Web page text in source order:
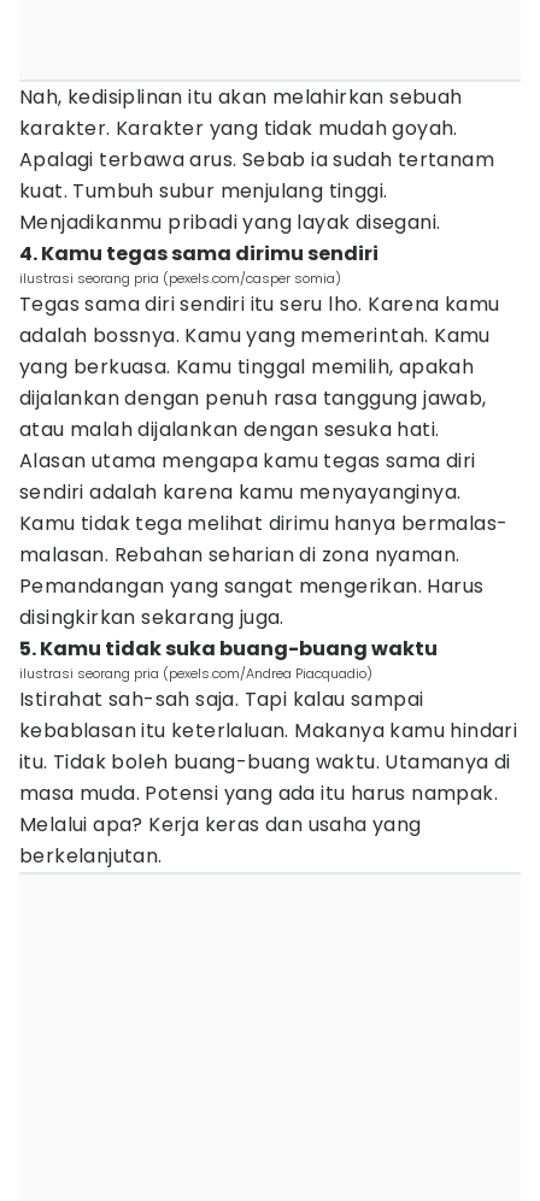
Nah, kedisiplinan itu akan melahirkan sebuah
karakter. Karakter yang tidak mudah goyah.
Apalagi terbawa arus. Sebab ia sudah tertanam
kuat. Tumbuh subur menjulang tinggi.
Menjadikanmu pribadi yang layak disegani.
4. Kamu tegas sama dirimu sendiri
ilustrasi seorang pria (pexels.com/casper somia)
Tegas sama diri sendiri itu seru lho. Karena kamu
adalah bossnya. Kamu yang memerintah. Kamu
yang berkuasa. Kamu tinggal memilih, apakah
dijalankan dengan penuh rasa tanggung jawab,
atau malah dijalankan dengan sesuka hati.
Alasan utama mengapa kamu tegas sama diri
sendiri adalah karena kamu menyayanginya.
Kamu tidak tega melihat dirimu hanya bermalas-
malasan. Rebahan seharian di zona nyaman.
Pemandangan yang sangat mengerikan. Harus
disingkirkan sekarang juga.
5. Kamu tidak suka buang-buang waktu
ilustrasi seorang pria (pexels.com/Andrea Piacquadio)
Istirahat sah-sah saja. Tapi kalau sampai
kebablasan itu keterlaluan. Makanya kamu hindari
itu. Tidak boleh buang-buang waktu. Utamanya di
masa muda. Potensi yang ada itu harus nampak.
Melalui apa? Kerja keras dan usaha yang
berkelanjutan.